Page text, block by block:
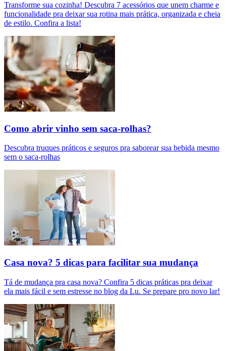
Transforme sua cozinha! Descubra 7 acessórios que unem charme e
funcionalidade pra deixar sua rotina mais prática, organizada e cheia
de estilo. Confira a lista!
Como abrir vinho sem saca-rolhas?
Descubra truques práticos e seguros pra saborear sua bebida mesmo
sem o saca-rolhas
Casa nova? 5 dicas para facilitar sua mudança
Tá de mudança pra casa nova? Confira 5 dicas práticas pra deixar
ela mais fácil e sem estresse no blog da Lu. Se prepare pro novo lar!